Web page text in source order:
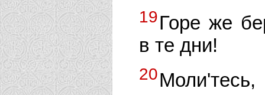
19Горе же
в те дни!
20